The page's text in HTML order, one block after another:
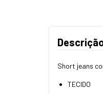
Short jeans
TECIDO